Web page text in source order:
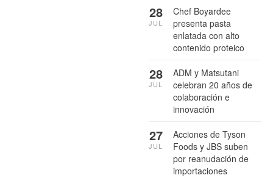
Chef Boyardee
presenta pasta
enlatada con alto
contenido proteico
28
JUL
ADM y Matsutani
celebran 20 años de
colaboración e
innovación
28
JUL
Acciones de Tyson
Foods y JBS suben
por reanudación de
importaciones
27
JUL